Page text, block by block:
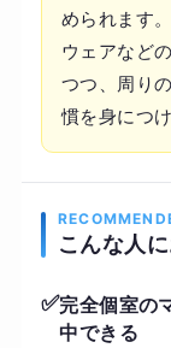
められます
ウェアなど
つつ、周り
慣を身につ
こんな人
✅完全個室の
中できる